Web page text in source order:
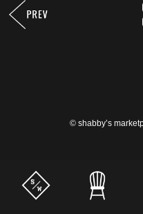
© shabby’s